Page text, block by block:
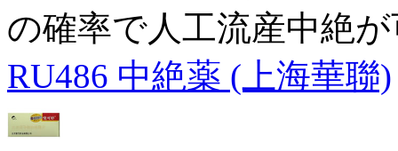
の確率で人工流産中絶
RU486 中絶薬 (上海華聯)